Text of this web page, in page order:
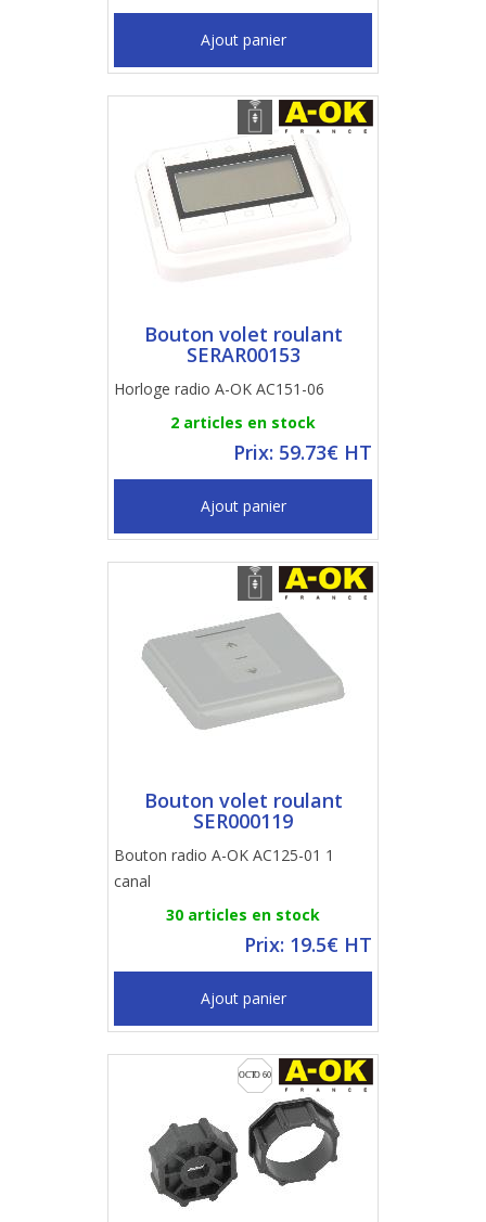
Ajout panier
Bouton volet roulant
SERAR00153
Horloge radio A-OK AC151-06
2 articles en stock
Prix: 59.73€ HT
Ajout panier
Bouton volet roulant
SER000119
Bouton radio A-OK AC125-01 1
canal
30 articles en stock
Prix: 19.5€ HT
Ajout panier